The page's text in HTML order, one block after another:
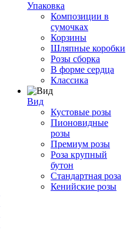
Упаковка
Композиции в
сумочках
Корзины
Шляпные коробки
Розы сборка
В форме сердца
Классика
Вид
Кустовые розы
Пионовидные
розы
Премиум розы
Роза крупный
бутон
Стандартная роза
Кенийские розы